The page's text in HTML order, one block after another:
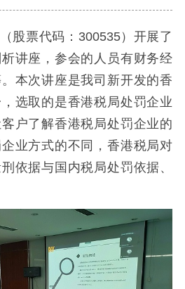
股票代码：300535）开展了
讲座，参会的人员有财务经
本次讲座是我司新开发的香
选取的是香港税局处罚企业
户了解香港税局处罚企业的
业方式的不同，香港税局对
依据与国内税局处罚依据、